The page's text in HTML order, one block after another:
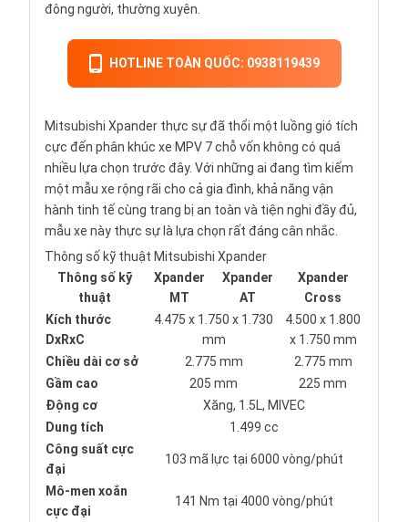
đông người, thường xuyên.
HOTLINE TOÀN QUỐC: 0938119439
Mitsubishi Xpander thực sự đã thổi một luồng gió tích
cực đến phân khúc xe MPV 7 chỗ vốn không có quá
nhiều lựa chọn trước đây. Với những ai đang tìm kiếm
một mẫu xe rộng rãi cho cả gia đình, khả năng vận
hành tinh tế cùng trang bị an toàn và tiện nghi đầy đủ,
mẫu xe này thực sự là lựa chọn rất đáng cân nhắc.
Thông số kỹ thuật Mitsubishi Xpander
Thông số kỹ
thuật
Xpander
MT
Xpander
AT
Xpander
Cross
Kích thước
DxRxC
4.475 x 1.750 x 1.730
mm
4.500 x 1.800
x 1.750 mm
Chiều dài cơ sở
2.775 mm
2.775 mm
Gầm cao
205 mm
225 mm
Động cơ
Xăng, 1.5L, MIVEC
Dung tích
1.499 cc
Công suất cực
đại
103 mã lực tại 6000 vòng/phút
Mô-men xoắn
cực đại
141 Nm tại 4000 vòng/phút